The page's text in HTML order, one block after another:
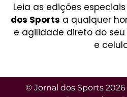
Leia as edições
dos Sports a qualquer
e agilidade direto do
e
© Jornal dos Sports